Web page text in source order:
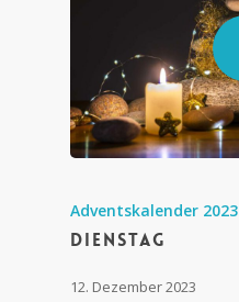
Adventskalender 2023
Dienstag
12. Dezember 2023